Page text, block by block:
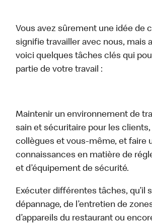
Vous avez sûrement une idée de
signifie travailler avec nous, mais
voici quelques tâches clés qui
partie de votre travail :
Maintenir un environnement de
sain et sécuritaire pour les clients,
collègues et vous-même, et faire
connaissances en matière de
et d’équipement de sécurité.
Exécuter différentes tâches, qu’il
dépannage, de l’entretien de
d’appareils du restaurant ou